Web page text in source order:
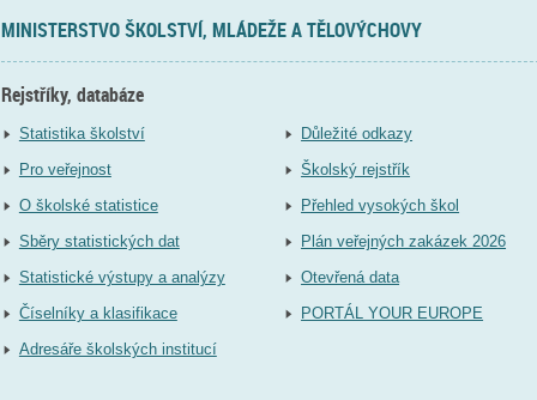
MINISTERSTVO ŠKOLSTVÍ, MLÁDEŽE A TĚLOVÝCHOVY
Rejstříky, databáze
Statistika školství
Pro veřejnost
O školské statistice
Sběry statistických dat
Statistické výstupy a analýzy
Číselníky a klasifikace
Adresáře školských institucí
Důležité odkazy
Školský rejstřík
Přehled vysokých škol
Plán veřejných zakázek 2026
Otevřená data
PORTÁL YOUR EUROPE